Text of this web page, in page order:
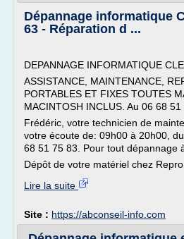
Dépannage informatique
63 - Réparation d ...
DEPANNAGE INFORMATIQUE
ASSISTANCE, MAINTENANCE,
PORTABLES ET FIXES TOUTES
MACINTOSH INCLUS. Au 06 68 51
Frédéric, votre technicien de
votre écoute de: 09h00 à 20h00,
68 51 75 83. Pour tout dépannage
Dépôt de votre matériel chez Repro
Lire la suite
Site : https://abconseil-info.com